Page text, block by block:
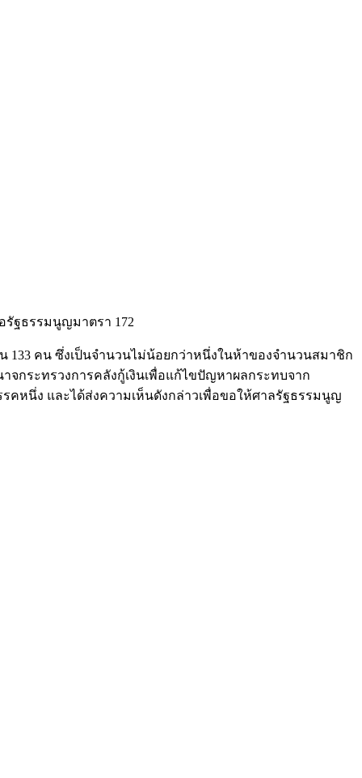
รัฐธรรมนูญมาตรา 172
คน ซึ่งเป็นจำนวนไม่น้อยกว่าหนึ่งในห้าของจำนวนสมาชิก
กระทรวงการคลังกู้เงินเพื่อแก้ไขปัญหาผลกระทบจาก
คหนึ่ง และได้ส่งความเห็นดังกล่าวเพื่อขอให้ศาลรัฐธรรมนูญ